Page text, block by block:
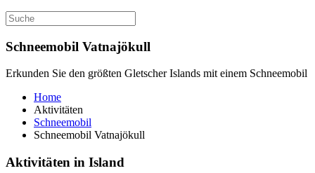
Schneemobil Vatnajökull
Erkunden Sie den größten Gletscher Islands mit einem Schneemobil
Home
Aktivitäten
Schneemobil
Schneemobil Vatnajökull
Aktivitäten in Island